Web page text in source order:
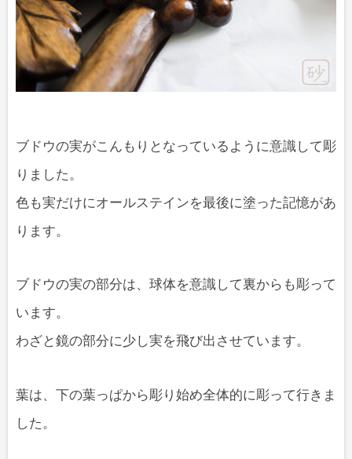
ブドウの実がこんもりとなっているように意識して彫
りました。
色も実だけにオールステインを最後に塗った記憶があ
ります。
ブドウの実の部分は、球体を意識して裏からも彫って
います。
わざと鏡の部分に少し実を飛び出させています。
葉は、下の葉っぱから彫り始め全体的に彫って行きま
した。